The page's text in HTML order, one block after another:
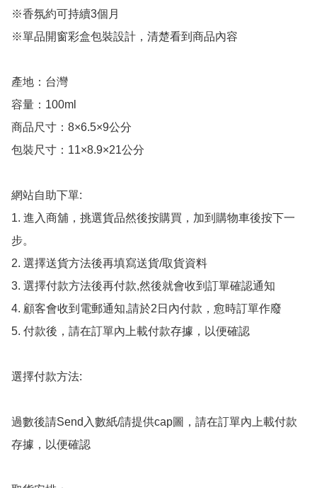
※香氛約可持續3個月
※單品開窗彩盒包裝設計，清楚看到商品內容
產地：台灣
容量：100ml
商品尺寸：8×6.5×9公分
包裝尺寸：11×8.9×21公分
網站自助下單:
1. 進入商舖，挑選貨品然後按購買，加到購物車後按下一
步。
2. 選擇送貨方法後再填寫送貨/取貨資料
3. 選擇付款方法後再付款,然後就會收到訂單確認通知
4. 顧客會收到電郵通知,請於2日內付款，愈時訂單作廢
5. 付款後，請在訂單內上載付款存據，以便確認
選擇付款方法:
過數後請Send入數紙/請提供cap圖，請在訂單內上載付款
存據，以便確認